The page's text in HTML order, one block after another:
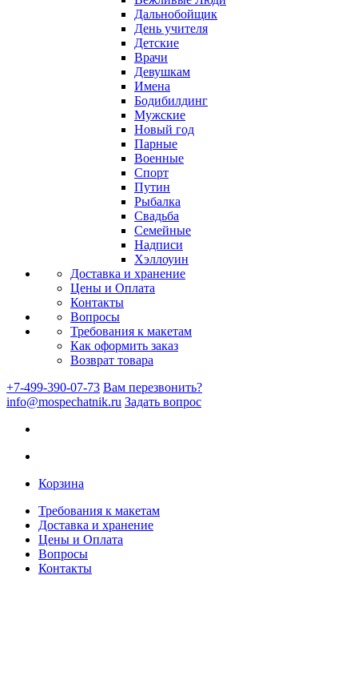
Дальнобойщик
День учителя
Детские
Врачи
Девушкам
Имена
Бодибилдинг
Мужские
Новый год
Парные
Военные
Спорт
Путин
Рыбалка
Свадьба
Семейные
Надписи
Хэллоуин
Доставка и хранение
Цены и Оплата
Контакты
Вопросы
Требования к макетам
Как оформить заказ
Возврат товара
+7-499-390-07-73 Вам перезвонить?
info@mospechatnik.ru Задать вопрос
Корзина
Требования к макетам
Доставка и хранение
Цены и Оплата
Вопросы
Контакты